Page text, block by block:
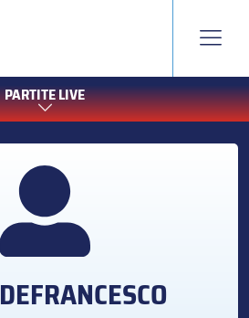
PARTITE LIVE
DEFRANCESCO